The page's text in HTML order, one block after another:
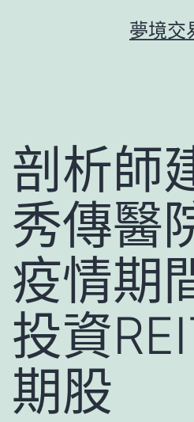
夢境交
剖析師
秀傳醫
疫情期
投資
期股